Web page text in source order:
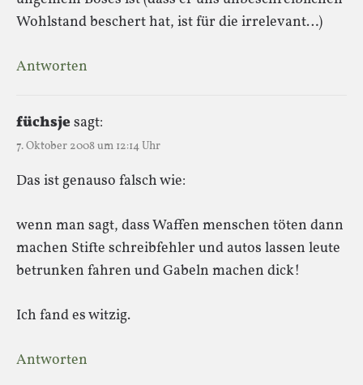
Wohlstand beschert hat, ist für die irrelevant…)
Antworten
füchsjesagt:
7. Oktober 2008 um 12:14 Uhr
Das ist genauso falsch wie:
wenn man sagt, dass Waffen menschen töten dann
machen Stifte schreibfehler und autos lassen leute
betrunken fahren und Gabeln machen dick!
Ich fand es witzig.
Antworten